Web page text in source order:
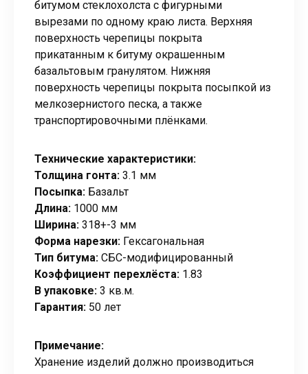
битумом стеклохолста с фигурными
вырезами по одному краю листа. Верхняя
поверхность черепицы покрыта
прикатанным к битуму окрашенным
базальтовым гранулятом. Нижняя
поверхность черепицы покрыта посыпкой из
мелкозернистого песка, а также
транспортировочными плёнками.
Технические характеристики:
Толщина гонта: 3.1 мм
Посыпка: Базальт
Длина: 1000 мм
Ширина: 318+-3 мм
Форма нарезки: Гексагональная
Тип битума: СБС-модифицированный
Коэффициент перехлёста: 1.83
В упаковке: 3 кв.м.
Гарантия: 50 лет
Примечание:
Хранение изделий должно производиться